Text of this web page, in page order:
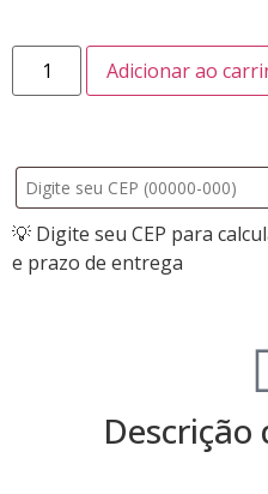
Adicionar ao
💡 Digite seu CEP para
e prazo de entrega